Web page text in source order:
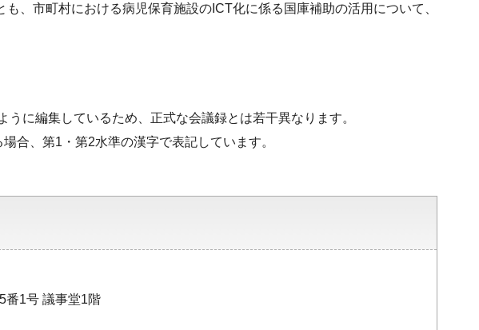
、市町村における病児保育施設のICT化に係る国庫補助の活用について、
うに編集しているため、正式な会議録とは若干異なります。
合、第1・第2水準の漢字で表記しています。
番1号 議事堂1階